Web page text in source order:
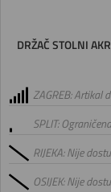
DRŽAČ STOLNI
ZAGREB: Artikal
SPLIT:
RIJEKA: Nije
OSIJEK: Nije